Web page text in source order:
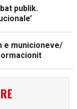
publik.
e municioneve/